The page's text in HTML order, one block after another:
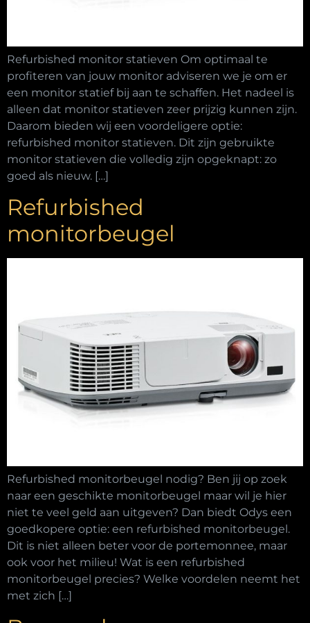
Refurbished monitor statieven Om optimaal te
profiteren van jouw monitor adviseren we je om er
een monitor statief bij aan te schaffen. Het nadeel is
alleen dat monitor statieven zeer prijzig kunnen zijn.
Daarom bieden wij een voordeligere optie:
refurbished monitor statieven. Dit zijn gebruikte
monitor statieven die volledig zijn opgeknapt: zo
goed als nieuw. […]
Refurbished
monitorbeugel
Refurbished monitorbeugel nodig? Ben jij op zoek
naar een geschikte monitorbeugel maar wil je hier
niet te veel geld aan uitgeven? Dan biedt Odys een
goedkopere optie: een refurbished monitorbeugel.
Dit is niet alleen beter voor de portemonnee, maar
ook voor het milieu! Wat is een refurbished
monitorbeugel precies? Welke voordelen neemt het
met zich […]